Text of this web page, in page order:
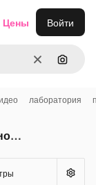
ОчиститьПоиск
Цены Войти
лаборатория
Фото По Запросу Современные технологии